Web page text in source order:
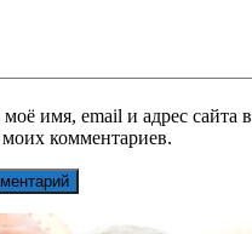
имя, email и адрес сайта
комментариев.